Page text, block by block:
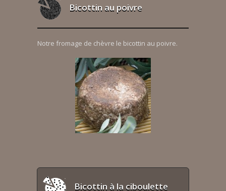
Bicottin au poivre
Notre fromage de chèvre le bicottin au poivre.
Bicottin à la ciboulette